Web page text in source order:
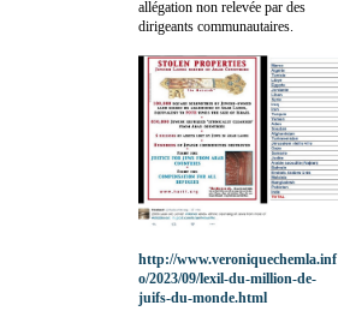
allégation non relevée par des
dirigeants communautaires.
http://www.veroniquechemla.inf
o/2023/09/lexil-du-million-de-
juifs-du-monde.html